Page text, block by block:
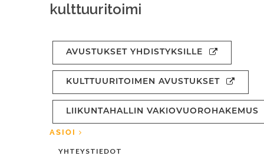
kulttuuritoimi
AVUSTUKSET YHDISTYKSILLE
KULTTUURITOIMEN AVUSTUKSET
LIIKUNTAHALLIN VAKIOVUOROHAKEMUS
ASIOI
YHTEYSTIEDOT